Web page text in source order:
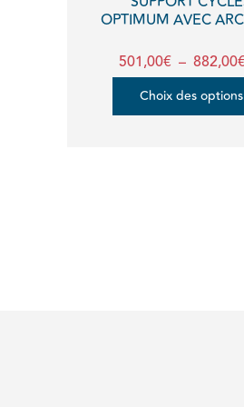
OPTIMUM AVEC
501,00€ – 882,00
Choix des options